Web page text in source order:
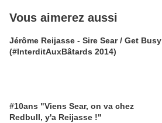
Vous aimerez aussi
Jérôme Reijasse - Sire Sear / Get Busy
(#InterditAuxBâtards 2014)
#10ans "Viens Sear, on va chez
Redbull, y'a Reijasse !"